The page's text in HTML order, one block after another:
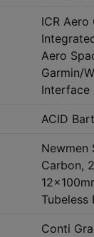
ICR
Aero
Garmin/
Interface
ACID
Newmen
Carbon,
Tubeless
Conti